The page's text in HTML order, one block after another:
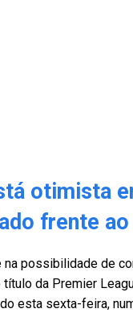
otimista
frente
na possibilidade de
da Premier
esta sexta-feira,